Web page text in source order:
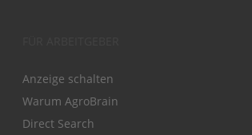
Anzeige schalten
Warum AgroBrain
Direct Search